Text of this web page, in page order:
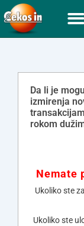
Da li je
izmirenja
rokom
Nemate
Ukoliko ste
Ukoliko ste